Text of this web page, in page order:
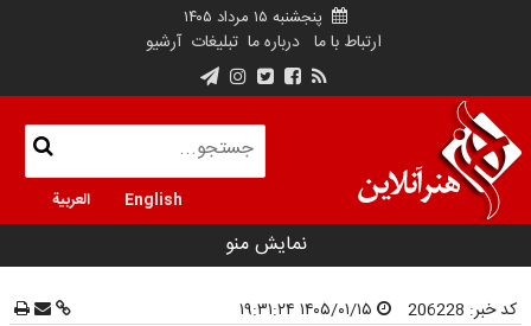
پنجشنبه ۱۵ مرداد ۱۴۰۵
ارتباط با ما درباره ما تبلیغات آرشیو
English العربية
نمایش منو
کد خبر: 206228